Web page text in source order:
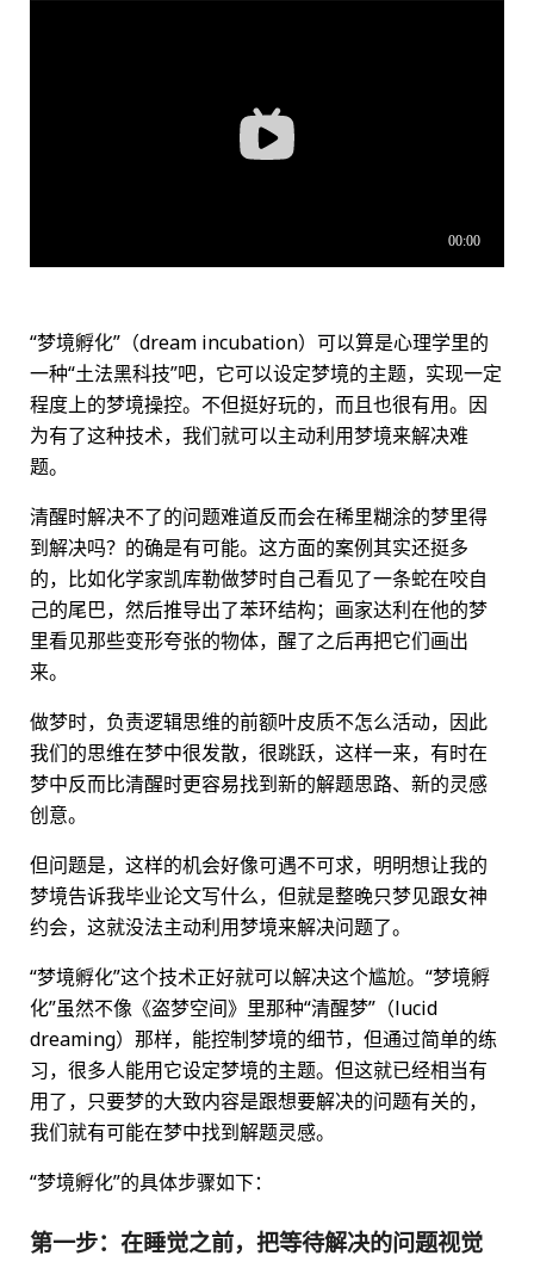
“梦境孵化”（dream incubation）可以算是心理学里的
一种“土法黑科技”吧，它可以设定梦境的主题，实现一定
程度上的梦境操控。不但挺好玩的，而且也很有用。因
为有了这种技术，我们就可以主动利用梦境来解决难
题。
清醒时解决不了的问题难道反而会在稀里糊涂的梦里得
到解决吗？的确是有可能。这方面的案例其实还挺多
的，比如化学家凯库勒做梦时自己看见了一条蛇在咬自
己的尾巴，然后推导出了苯环结构；画家达利在他的梦
里看见那些变形夸张的物体，醒了之后再把它们画出
来。
做梦时，负责逻辑思维的前额叶皮质不怎么活动，因此
我们的思维在梦中很发散，很跳跃，这样一来，有时在
梦中反而比清醒时更容易找到新的解题思路、新的灵感
创意。
但问题是，这样的机会好像可遇不可求，明明想让我的
梦境告诉我毕业论文写什么，但就是整晚只梦见跟女神
约会，这就没法主动利用梦境来解决问题了。
“梦境孵化”这个技术正好就可以解决这个尴尬。“梦境孵
化”虽然不像《盗梦空间》里那种“清醒梦”（lucid
dreaming）那样，能控制梦境的细节，但通过简单的练
习，很多人能用它设定梦境的主题。但这就已经相当有
用了，只要梦的大致内容是跟想要解决的问题有关的，
我们就有可能在梦中找到解题灵感。
“梦境孵化”的具体步骤如下：
第一步：在睡觉之前，把等待解决的问题视觉